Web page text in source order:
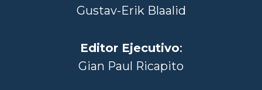
Gustav-Erik Blaalid
Editor Ejecutivo:
Gian Paul Ricapito